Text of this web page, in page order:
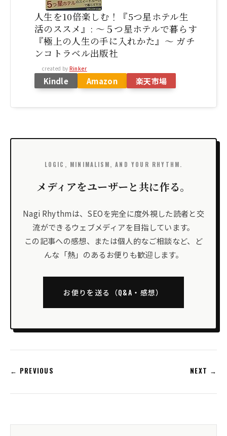
人生を10倍楽しむ！『5つ星ホテル生
活のススメ』: 〜５つ星ホテルで暮らす
『極上の人生の手に入れかた』〜 ガチ
ンコトラベル出版社
created by Rinker
Kindle Amazon 楽天市場
LOGIC, MINIMALISM, AND YOUR RHYTHM.
メディアをユーザーと共に作る。
Nagi Rhythmは、SEOを完全に度外視した読者と交
流ができるウェブメディアを目指しています。
この記事への感想、または個人的なご相談など、ど
んな「熱」のあるお便りも歓迎します。
お便りを送る（Q&A・感想）
← PREVIOUS NEXT →